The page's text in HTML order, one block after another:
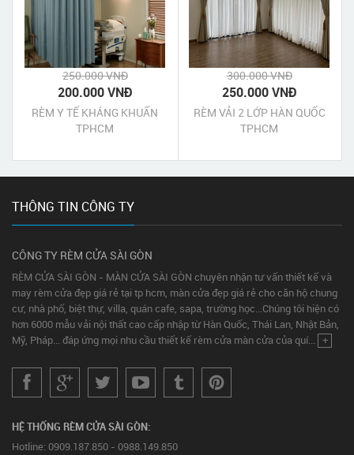
250.000 VNĐ
200.000 VNĐ
RÈM Y TẾ KHÁNG KHUẨN
TPHCM
300.000 VNĐ
250.000 VNĐ
RÈM VẢI 2 LỚP HÀN QUỐC
TPHCM
THÔNG TIN CÔNG TY
CÔNG TY RÈM CỬA SÀI GÒN
RÈM CỬA SÀI GÒN - MÀN CỬA SÀI GÒN chuyên nhận tư vấn thiết kế và
may rèm cửa đẹp giá rẻ tại tp hcm, màn cửa đẹp giá rẻ cho căn hộ chung
cư, nhà phố, biệt thự, villa, quán cafe, sapa, trường học...Chúng tôi hiện có
hơn 6000 mẫu vải nội thất cao cấp nhập từ Hàn Quốc, Thái Lan, Nhật Bản,
Mỹ, Pháp... đáp ứng mọi nhu cầu thiết kế rèm cửa màn cửa của quí... +
HỆ THỐNG RÈM CỬA SÀI GÒN:
Hotline: 0909.187.850 - 0988.149.850